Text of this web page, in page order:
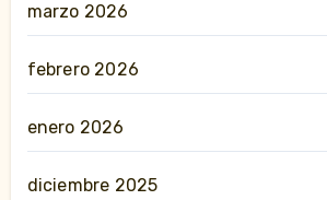
marzo 2026
febrero 2026
enero 2026
diciembre 2025